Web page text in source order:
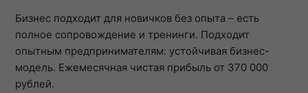
Бизнес подходит для новичков без опыта – есть
полное сопровождение и тренинги. Подходит
опытным предпринимателям: устойчивая бизнес-
модель. Ежемесячная чистая прибыль от 370 000
рублей.